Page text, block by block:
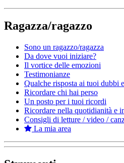
Ragazza/ragazzo
Sono un ragazzo/ragazza
Da dove vuoi iniziare?
Il vortice delle emozioni
Testimonianze
Qualche risposta ai tuoi dubbi
Ricordare chi hai perso
Un posto per i tuoi ricordi
Ricordare nella quotidianità e
Consigli di letture / video /
La mia area